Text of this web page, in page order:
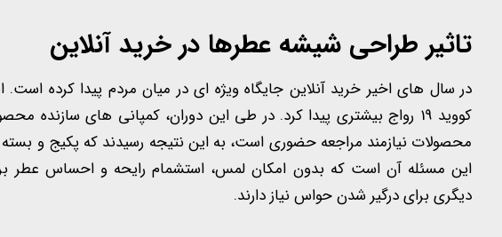
تاثیر طراحی شیشه عطرها در خرید آنلاین
در سال های اخیر خرید آنلاین جایگاه ویژه ای در میان مردم پیدا کرده
کووید 19 رواج بیشتری پیدا کرد. در طی این دوران، کمپانی های
محصولات نیازمند مراجعه حضوری است، به این نتیجه رسیدند که پکیج و بسته
این مسئله آن است که بدون امکان لمس، استشمام رایحه و احساس عطر
دیگری برای درگیر شدن حواس نیاز دارند.